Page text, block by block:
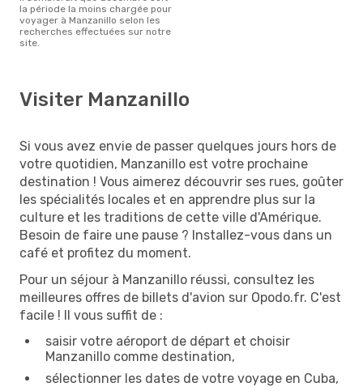
la période la moins chargée pour
voyager à Manzanillo selon les
recherches effectuées sur notre
site.
Visiter Manzanillo
Si vous avez envie de passer quelques jours hors de
votre quotidien, Manzanillo est votre prochaine
destination ! Vous aimerez découvrir ses rues, goûter
les spécialités locales et en apprendre plus sur la
culture et les traditions de cette ville d'Amérique.
Besoin de faire une pause ? Installez-vous dans un
café et profitez du moment.
Pour un séjour à Manzanillo réussi, consultez les
meilleures offres de billets d'avion sur Opodo.fr. C'est
facile ! Il vous suffit de :
saisir votre aéroport de départ et choisir
Manzanillo comme destination,
sélectionner les dates de votre voyage en Cuba,